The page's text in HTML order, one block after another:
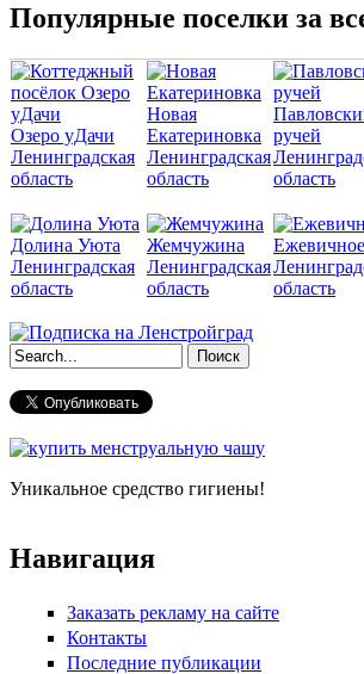
Популярные поселки за
Озеро уДачи
Ленинградская
область
Новая
Екатериновка
Ленинградская
область
ручей
область
Долина Уюта
Ленинградская
область
Жемчужина
Ленинградская
область
Ежевичное
область
Форма поиска
Уникальное средство гигиены!
Навигация
Заказать рекламу на сайте
Контакты
Последние публикации